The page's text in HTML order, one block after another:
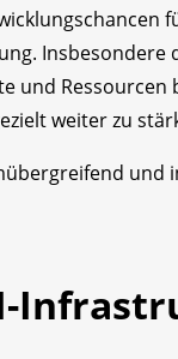
und
weiter zu
und